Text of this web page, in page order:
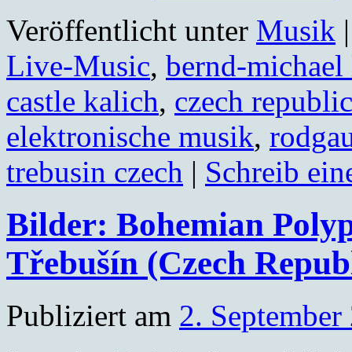
Veröffentlicht unter Musik |
Live-Music, bernd-michael
castle kalich, czech republic
elektronische musik,
trebusin czech | Schreib
Bilder: Bohemian
Třebušín (Czech
Publiziert am 2. September